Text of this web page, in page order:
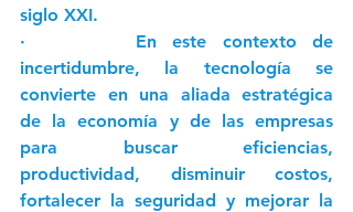
siglo XXI.
·       En este contexto de
incertidumbre, la tecnología se
convierte en una aliada estratégica
de la economía y de las empresas
para buscar eficiencias,
productividad, disminuir costos,
fortalecer la seguridad y mejorar la